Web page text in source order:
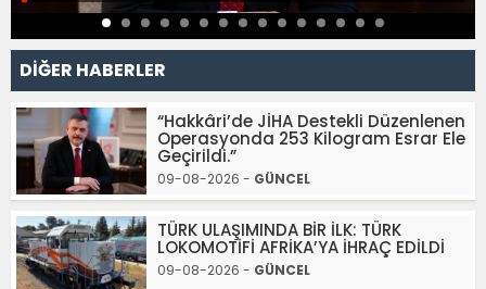
DİĞER HABERLER
“Hakkâri’de JİHA Destekli Düzenlenen
Operasyonda 253 Kilogram Esrar Ele
Geçirildi.”
09-08-2026 - GÜNCEL
TÜRK ULAŞIMINDA BİR İLK: TÜRK
LOKOMOTİFİ AFRİKA’YA İHRAÇ EDİLDİ
09-08-2026 - GÜNCEL